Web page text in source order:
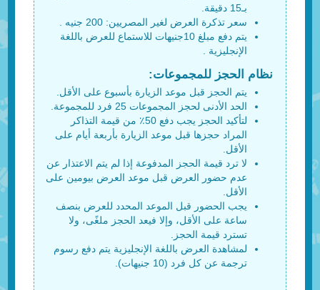
بـ15 دقيقة.
سعر تذكرة العرض لغير المصريين: 200 جنيه .
يتم دفع مبلغ 10جنيهات للاستماع للعرض باللغة
الإنجليزية .
نظام الحجز للمجموعات:
يتم الحجز قبل موعد الزيارة بأسبوع على الأقل.
الحد الأدنى لحجز المجموعات 25 فرد للمجموعة.
لتأكيد الحجز يجب دفع 50٪ من قيمة التذاكر
المراد حجزها قبل موعد الزيارة بأربعة أيام على
الأقل.
لا ترد قيمة الحجز المدفوعة إذا لم يتم الاعتذار عن
عدم حضور العرض قبل موعد العرض بيومين على
الأقل.
يجب الحضور قبل الموعد المحدد للعرض بنصف
ساعة على الأقل، وإلا فيعد الحجز ملغًى، ولا
تسترد قيمة الحجز.
لمشاهدة العرض باللغة الإنجليزية يتم دفع رسوم
ترجمة عن كل فرد (10 جنيهات).